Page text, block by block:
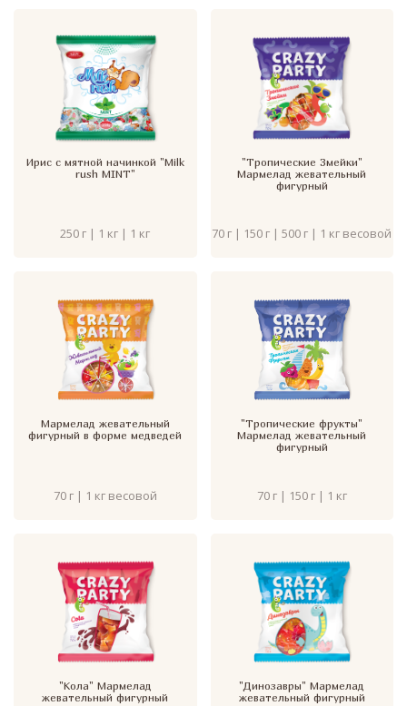
Ирис с мятной начинкой "Milk
rush MINT"
250 г | 1 кг | 1 кг
"Тропические Змейки"
Мармелад жевательный
фигурный
70 г | 150 г | 500 г | 1 кг весовой
Мармелад жевательный
фигурный в форме медведей
70 г | 1 кг весовой
"Тропические фрукты"
Мармелад жевательный
фигурный
70 г | 150 г | 1 кг
"Кола" Мармелад
жевательный фигурный
"Динозавры" Мармелад
жевательный фигурный